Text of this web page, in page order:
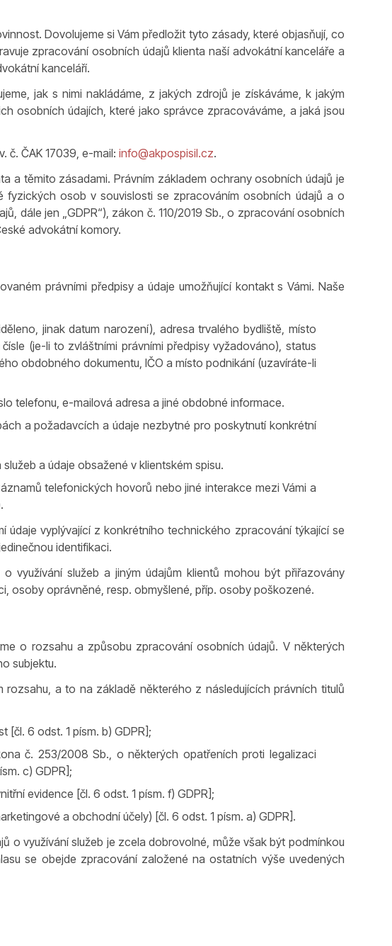
Dovolujeme si Vám předložit tyto zásady, které objasňují, co
zpracování osobních údajů klienta naší advokátní kanceláře a
kanceláří.
jak s nimi nakládáme, z jakých zdrojů je získáváme, k jakým
osobních údajích, které jako správce zpracováváme, a jaká jsou
č. ČAK 17039, e-mail: info@akpospisil.cz.
a těmito zásadami. Právním základem ochrany osobních údajů je
fyzických osob v souvislosti se zpracováním osobních údajů a o
dále jen „GDPR“), zákon č. 110/2019 Sb., o zpracování osobních
advokátní komory.
právními předpisy a údaje umožňující kontakt s Vámi. Naše
jinak datum narození), adresa trvalého bydliště, místo
(je-li to zvláštními právními předpisy vyžadováno), status
obdobného dokumentu, IČO a místo podnikání (uzavíráte-li
telefonu, e-mailová adresa a jiné obdobné informace.
a požadavcích a údaje nezbytné pro poskytnutí konkrétní
a údaje obsažené v klientském spisu.
telefonických hovorů nebo jiné interakce mezi Vámi a
údaje vyplývající z konkrétního technického zpracování týkající se
identifikaci.
využívání služeb a jiným údajům klientů mohou být přiřazovány
osoby oprávněné, resp. obmyšlené, příp. osoby poškozené.
o rozsahu a způsobu zpracování osobních údajů. V některých
subjektu.
a to na základě některého z následujících právních titulů
[čl. 6 odst. 1 písm. b) GDPR];
č. 253/2008 Sb., o některých opatřeních proti legalizaci
c) GDPR];
evidence [čl. 6 odst. 1 písm. f) GDPR];
a obchodní účely) [čl. 6 odst. 1 písm. a) GDPR].
o využívání služeb je zcela dobrovolné, může však být podmínkou
se obejde zpracování založené na ostatních výše uvedených